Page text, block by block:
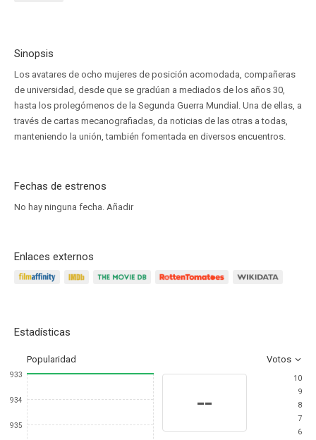
Sinopsis
Los avatares de ocho mujeres de posición acomodada, compañeras
de universidad, desde que se gradúan a mediados de los años 30,
hasta los prolegómenos de la Segunda Guerra Mundial. Una de ellas, a
través de cartas mecanografiadas, da noticias de las otras a todas,
manteniendo la unión, también fomentada en diversos encuentros.
Fechas de estrenos
No hay ninguna fecha. Añadir
Enlaces externos
Estadísticas
Popularidad Votos
933
934
935
--
10
9
8
7
6